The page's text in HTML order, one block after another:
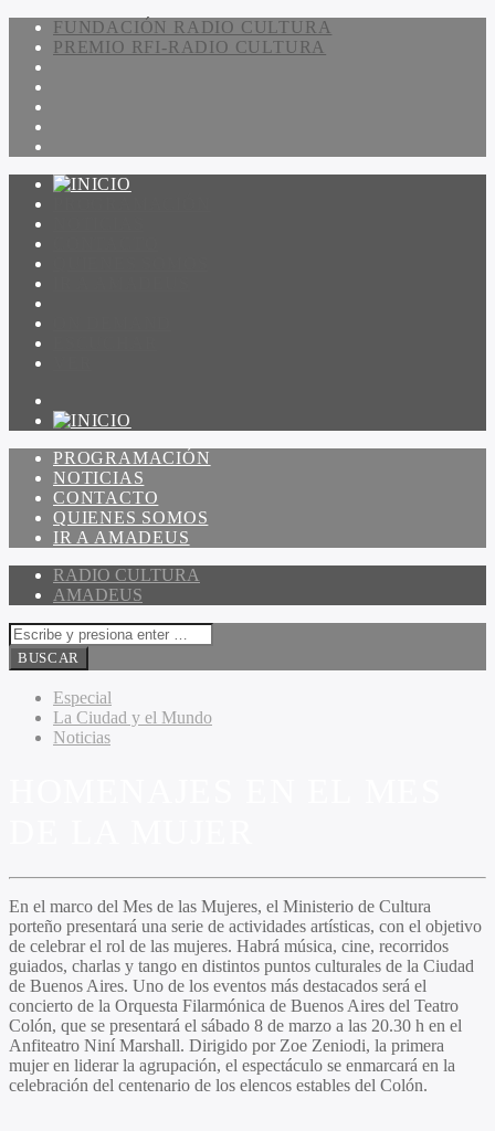
FUNDACIÓN RADIO CULTURA
PREMIO RFI-RADIO CULTURA
PROGRAMACIÓN
NOTICIAS
CONTACTO
QUIENES SOMOS
IR A AMADEUS
RADIO CULTURA
AMADEUS
Especial
La Ciudad y el Mundo
Noticias
En el marco del Mes de las Mujeres, el Ministerio de Cultura
porteño presentará una serie de actividades artísticas, con el objetivo
de celebrar el rol de las mujeres. Habrá música, cine, recorridos
guiados, charlas y tango en distintos puntos culturales de la Ciudad
de Buenos Aires. Uno de los eventos más destacados será el
concierto de la Orquesta Filarmónica de Buenos Aires del Teatro
Colón, que se presentará el sábado 8 de marzo a las 20.30 h en el
Anfiteatro Niní Marshall. Dirigido por Zoe Zeniodi, la primera
mujer en liderar la agrupación, el espectáculo se enmarcará en la
celebración del centenario de los elencos estables del Colón.